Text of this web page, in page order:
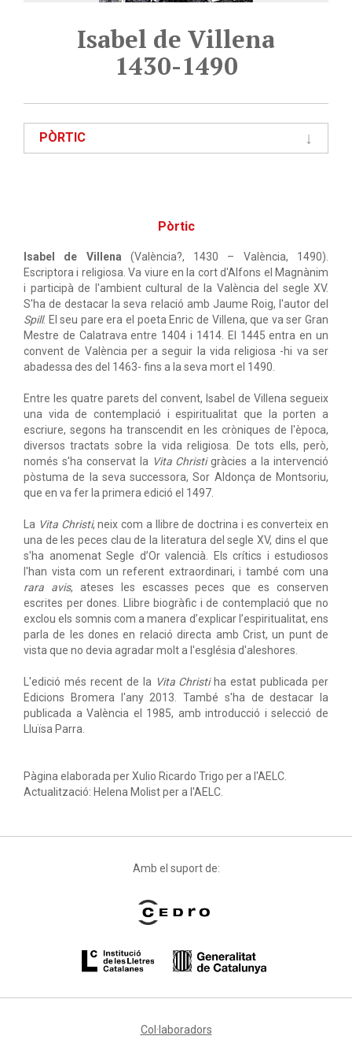
Isabel de Villena
1430-1490
PÒRTIC
Pòrtic
Isabel de Villena (València?, 1430 – València, 1490).
Escriptora i religiosa. Va viure en la cort d'Alfons el Magnànim
i participà de l'ambient cultural de la València del segle XV.
S'ha de destacar la seva relació amb Jaume Roig, l'autor del
Spill. El seu pare era el poeta Enric de Villena, que va ser Gran
Mestre de Calatrava entre 1404 i 1414. El 1445 entra en un
convent de València per a seguir la vida religiosa -hi va ser
abadessa des del 1463- fins a la seva mort el 1490.
Entre les quatre parets del convent, Isabel de Villena segueix
una vida de contemplació i espiritualitat que la porten a
escriure, segons ha transcendit en les cròniques de l'època,
diversos tractats sobre la vida religiosa. De tots ells, però,
només s'ha conservat la Vita Christigràcies a la intervenció
pòstuma de la seva successora, Sor Aldonça de Montsoriu,
que en va fer la primera edició el 1497.
La Vita Christi, neix com a llibre de doctrina i es converteix en
una de les peces clau de la literatura del segle XV, dins el que
s'ha anomenat Segle d’Or valencià. Els crítics i estudiosos
l'han vista com un referent extraordinari, i també com una
rara avis, ateses les escasses peces que es conserven
escrites per dones. Llibre biogràfic i de contemplació que no
exclou els somnis com a manera d’explicar l’espiritualitat, ens
parla de les dones en relació directa amb Crist, un punt de
vista que no devia agradar molt a l'església d'aleshores.
L'edició més recent de la Vita Christiha estat publicada per
Edicions Bromera l'any 2013. També s'ha de destacar la
publicada a València el 1985, amb introducció i selecció de
Lluïsa Parra.
Pàgina elaborada per Xulio Ricardo Trigo per a l'AELC.
Actualització: Helena Molist per a l'AELC.
Amb el suport de:
Col·laboradors